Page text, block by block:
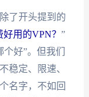
了开头提到的
用的VPN？ ”
好”。但我们
稳定、限速、
名字，不如回